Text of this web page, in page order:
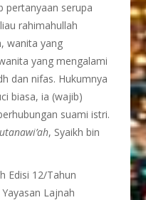
pertanyaan serupa
rahimahullah
wanita yang
yang mengalami
dan nifas. Hukumnya
biasa, ia (wajib)
suami istri.
, Syaikh bin
Edisi 12/Tahun
Lajnah